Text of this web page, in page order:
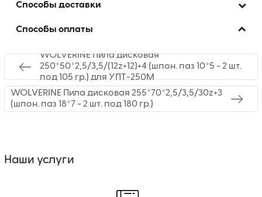
Способы доставки
Способы оплаты
WOLVERINE Пила дисковая
250*50*2,5/3,5/(12z+12)+4 (шпон. паз 10*5 - 2 шт.
под 105 гр.) для УПТ-250М
WOLVERINE Пила дисковая 255*70*2,5/3,5/30z+3
(шпон. паз 18*7 - 2 шт. под 180 гр.)
Наши услуги